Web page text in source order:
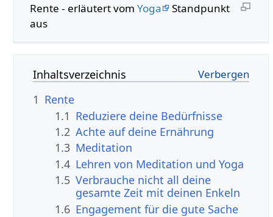
Rente - erläutert vom Yoga
Standpunkt
aus
Inhaltsverzeichnis
1 Rente
1.1 Reduziere deine Bedürfnisse
1.2 Achte auf deine Ernährung
1.3 Meditation
1.4 Lehren von Meditation und Yoga
1.5 Verbrauche nicht all deine
gesamte Zeit mit deinen Enkeln
1.6 Engagement für die gute Sache